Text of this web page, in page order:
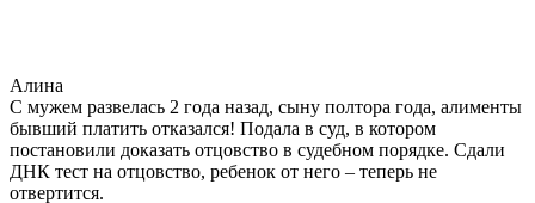
Алина
С мужем развелась 2 года назад, сыну полтора года, алименты
бывший платить отказался! Подала в суд, в котором
постановили доказать отцовство в судебном порядке. Сдали
ДНК тест на отцовство, ребенок от него – теперь не
отвертится.